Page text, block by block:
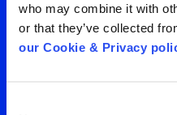
who may combine it with
or that they’ve collected
our Cookie & Privacy
Entre em contato